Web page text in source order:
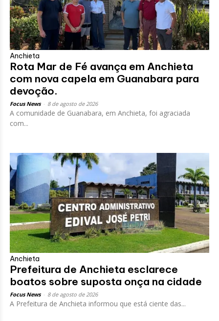
Anchieta
Rota Mar de Fé avança em Anchieta
com nova capela em Guanabara para
devoção.
Focus News 8 de agosto de 2026
A comunidade de Guanabara, em Anchieta, foi agraciada
com...
Anchieta
Prefeitura de Anchieta esclarece
boatos sobre suposta onça na cidade
Focus News 8 de agosto de 2026
A Prefeitura de Anchieta informou que está ciente das...